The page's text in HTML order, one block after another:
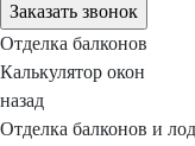
Заказать звонок
Отделка балконов
Калькулятор окон
назад
Отделка балконов и